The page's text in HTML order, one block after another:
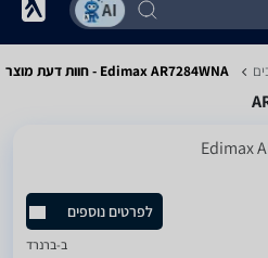
Edimax AR7284WNA - חוות דעת מוצר
לפרטים נוספים
ב-ברנרד